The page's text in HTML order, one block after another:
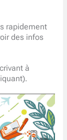
rapidement
des infos
à